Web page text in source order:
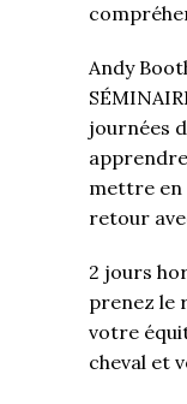
Andy
journées
mettre en
retour
2 jours
prenez le
votre
cheval et